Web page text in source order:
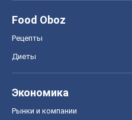
Food Oboz
Рецепты
Диеты
Экономика
Рынки и компании